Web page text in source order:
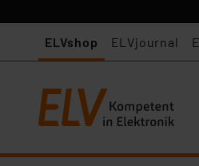
ELVshop ELVjournal